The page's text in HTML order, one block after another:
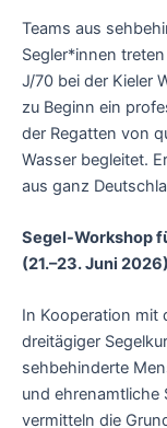
Teams aus
Segler*innen
J/70 bei der Kieler
zu Beginn ein
der Regatten von
Wasser begleitet.
aus ganz
Segel-Workshop
(21.–23. Juni 2026)
In Kooperation mit
dreitägiger
sehbehinderte
und ehrenamtliche
vermitteln die